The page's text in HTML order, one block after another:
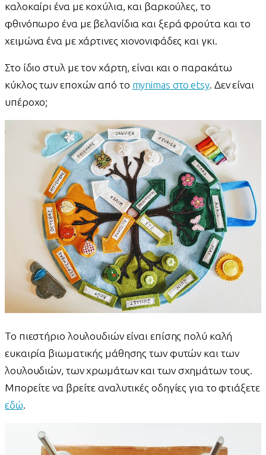
καλοκαίρι ένα με κοχύλια, και βαρκούλες, το
φθινόπωρο ένα με βελανίδια και ξερά φρούτα και το
χειμώνα ένα με χάρτινες χιονονιφάδες και γκι.
Στο ίδιο στυλ με τον χάρτη, είναι και ο παρακάτω
κύκλος των εποχών από το mynimas στο etsy. Δεν είναι
υπέροχο;
Το πιεστήριο λουλουδιών είναι επίσης πολύ καλή
ευκαιρία βιωματικής μάθησης των φυτών και των
λουλουδιών, των χρωμάτων και των σχημάτων τους.
Μπορείτε να βρείτε αναλυτικές οδηγίες για το φτιάξετε
εδώ